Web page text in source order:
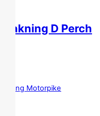
pakning D Perch